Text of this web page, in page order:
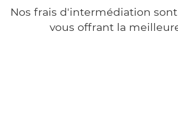
Nos frais d'intermédiation
vous offrant la